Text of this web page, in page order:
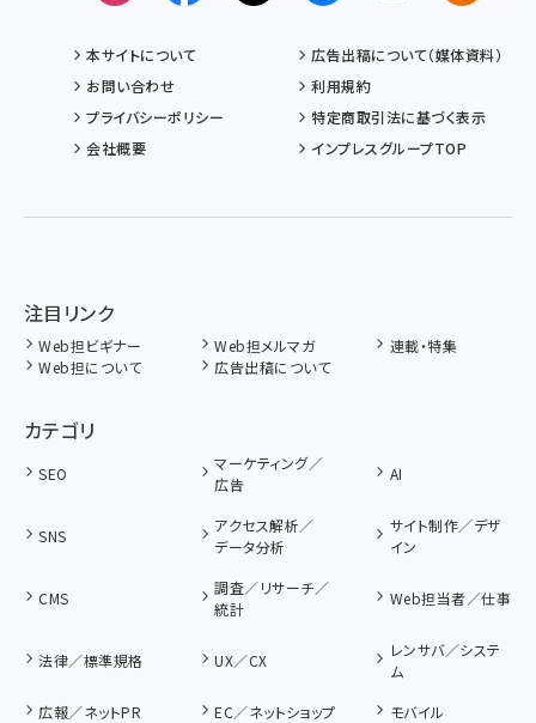
本サイトについて
広告出稿について（媒体資料）
お問い合わせ
利用規約
プライバシーポリシー
特定商取引法に基づく表示
会社概要
インプレスグループTOP
注目リンク
Web担ビギナー Web担メルマガ
連載・特集
Web担について
広告出稿について
カテゴリ
SEO
マーケティング／
広告
AI
SNS
アクセス解析／
データ分析
サイト制作／デザ
イン
CMS
調査／リサーチ／
統計
Web担当者／仕事
法律／標準規格 UX／CX
レンサバ／システ
ム
広報／ネットPR
EC／ネットショップ
モバイル